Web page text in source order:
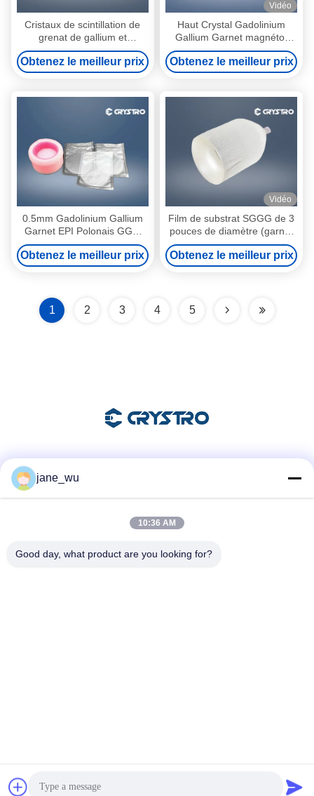
Cristaux de scintillation de
grenat de gallium et
d'aluminium dopés au cérium
Obtenez le meilleur prix
Vidéo
Haut Crystal Gadolinium
Gallium Garnet magnéto-
optique mécanique
Obtenez le meilleur prix
0.5mm Gadolinium Gallium
Garnet EPI Polonais GGG
Cristal Pour YIG
Obtenez le meilleur prix
Vidéo
Film de substrat SGGG de 3
pouces de diamètre (garnet
de gallium de gadolinium
remplacé)
Obtenez le meilleur prix
1 2 3 4 5
fournisseur. 2018-2026 ANHUI CRYSTRO CRYSTAL MATERIALS
Co., Ltd. Tout. Les droits sont réservés.
jane_wu
10:36 AM
Good day, what product are you looking for?